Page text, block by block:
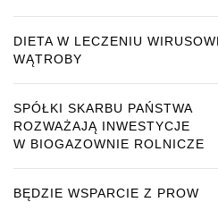
DIETA W LECZENIU
WĄTROBY
SPÓŁKI SKARBU PAŃSTWA
ROZWAŻAJĄ INWESTYCJE
W BIOGAZOWNIE ROLNICZE
BĘDZIE WSPARCIE Z PROW